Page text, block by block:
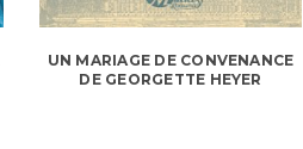
UN MARIAGE DE CONVENANCE
DE GEORGETTE HEYER